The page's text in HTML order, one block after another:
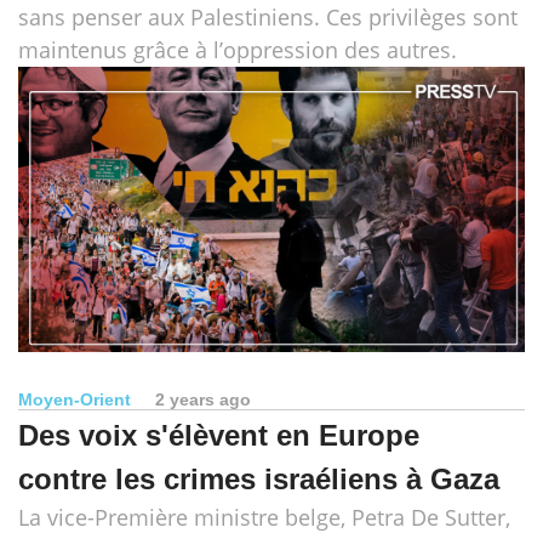
sans penser aux Palestiniens. Ces privilèges sont
maintenus grâce à l’oppression des autres.
Moyen-Orient 2 years ago
Des voix s'élèvent en Europe
contre les crimes israéliens à Gaza
La vice-Première ministre belge, Petra De Sutter,